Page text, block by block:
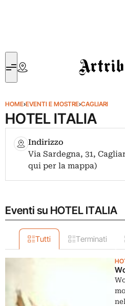
Artribune
HOME›EVENTI E MOSTRE›CAGLIARI
HOTEL ITALIA
Indirizzo
Via Sardegna, 31,
qui per la mappa)
Eventi su HOTEL ITALIA
Tutti Terminati